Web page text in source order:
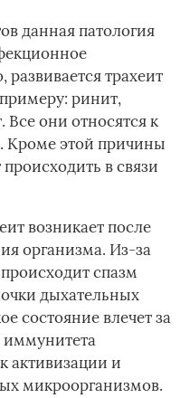
данная патология
трахеит
ринит,
Все они относятся к
Кроме этой причины
в связи
возникает после
организма. Из-за
спазм
дыхательных
состояние влечет за
иммунитета
активизации и
микроорганизмов.